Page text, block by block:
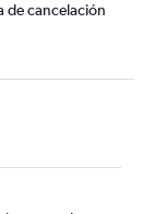
de cancelación